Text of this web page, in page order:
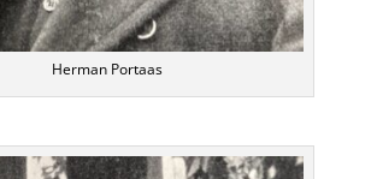
Herman Portaas